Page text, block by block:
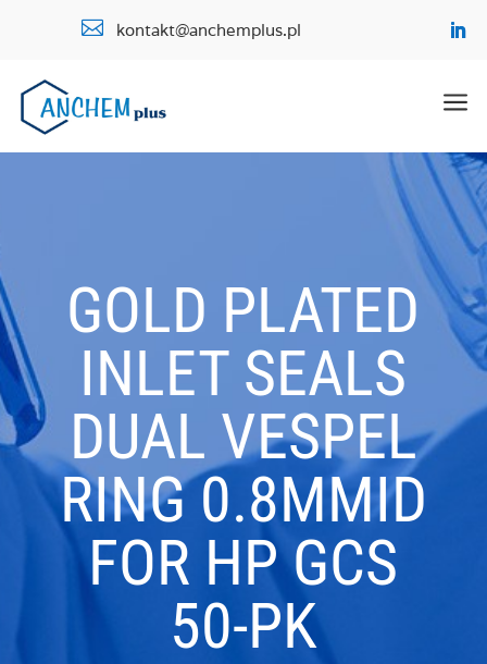
 kontakt@anchemplus.pl
a
GOLD PLATED
INLET SEALS
DUAL VESPEL
RING 0.8MMID
FOR HP GCS
50-PK